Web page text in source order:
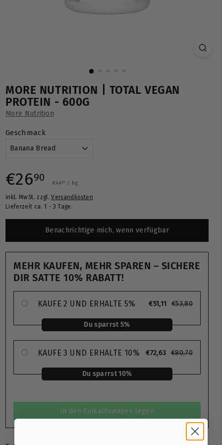
MORE NUTRITION | TOTAL VEGAN
PROTEIN - 600G
More Nutrition
Geschmack
Normaler
Preis
€2690 €26,90
€4483 €44,83
/ kg
inkl. MwSt. zzgl.Versandkosten
Lieferzeit ca. 1 - 3 Tage.
Benachrichtige mich, wenn verfügbar
MEHR KAUFEN, MEHR SPAREN – SICHERE
DIR SATTE 10% RABATT!
KAUFE 2 UND ERHALTE 5% €51,11 €53,80
Du sparrst 5%
KAUFE 3 UND ERHALTE 10% €72,63 €80,70
Du sparrst 10%
In den Einkaufswagen legen